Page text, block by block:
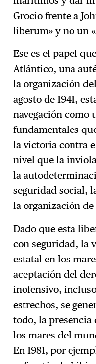
Grocio frente a
liberum» y no un
Ese es el papel
Atlántico, una
la organización
agosto de 1941,
navegación como
fundamentales
la victoria contra
nivel que la
la
seguridad social,
la organización
Dado que esta
con seguridad, la
estatal en los
aceptación del
inofensivo,
estrechos, se
todo, la presencia
los mares del
En 1981, por